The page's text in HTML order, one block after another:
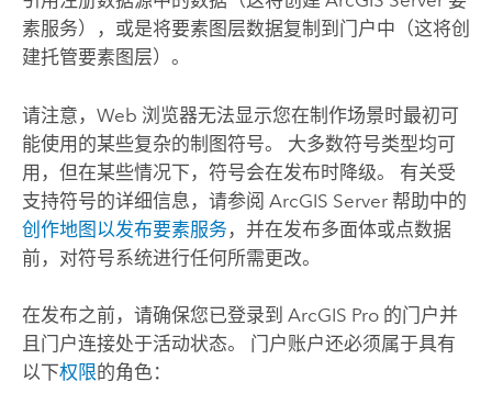
素服务），或是将要素图层数据复制到门户中（这将创
建托管要素图层）。
请注意，Web 浏览器无法显示您在制作场景时最初可
能使用的某些复杂的制图符号。 大多数符号类型均可
用，但在某些情况下，符号会在发布时降级。 有关受
支持符号的详细信息，请参阅 ArcGIS Server帮助中的
创作地图以发布要素服务 ，并在发布多面体或点数据
前，对符号系统进行任何所需更改。
在发布之前，请确保您已登录到 ArcGIS Pro的门户并
且门户连接处于活动状态。 门户账户还必须属于具有
以下权限的角色：